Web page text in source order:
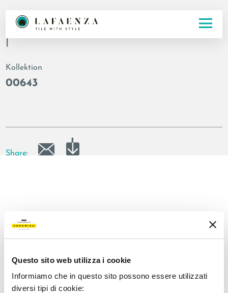
Questo sito web utilizza i cookie
Informiamo che in questo sito possono essere utilizzati
diversi tipi di cookie:
Artikelnummer
|
Kollektion
00643
Share:
A brand of Cooperativa Ceramica d’Imola
Tel: +39 0542 601601